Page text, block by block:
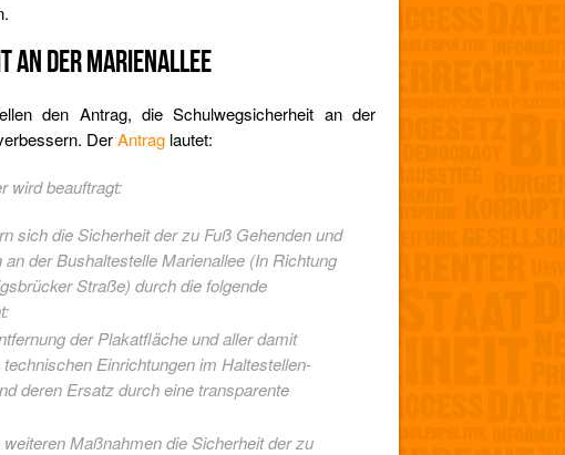
AN DER MARIENALLEE
den Antrag, die Schulwegsicherheit an der
DerAntrag lautet:
wird beauftragt:
sich die Sicherheit der zu Fuß Gehenden und
an der Bushaltestelle Marienallee (In Richtung
Straße) durch die folgende
der Plakatfläche und aller damit
Einrichtungen im Haltestellen-
deren Ersatz durch eine transparente
Maßnahmen die Sicherheit der zu